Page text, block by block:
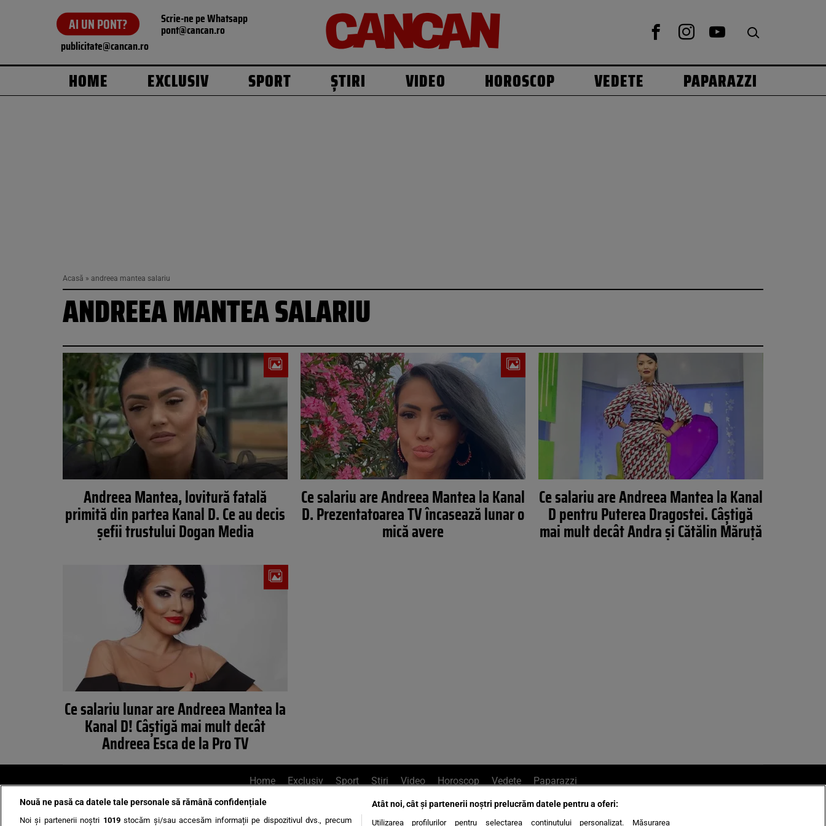
AI UN PONT? Scrie-ne pe Whatsapp
pont@cancan.ro
publicitate@cancan.ro
HOME EXCLUSIV SPORT ȘTIRI VIDEO HOROSCOP VEDETE PAPARAZZI
Acasă » andreea mantea salariu
ANDREEA MANTEA SALARIU
Andreea Mantea, lovitură fatală
primită din partea Kanal D. Ce au decis
șefii trustului Dogan Media
Ce salariu are Andreea Mantea la Kanal
D. Prezentatoarea TV încasează lunar o
mică avere
Ce salariu are Andreea Mantea la Kanal
D pentru Puterea Dragostei. Câștigă
mai mult decât Andra și Cătălin Măruță
Ce salariu lunar are Andreea Mantea la
Kanal D! Câștigă mai mult decât
Andreea Esca de la Pro TV
Home Exclusiv Sport Știri Video Horoscop Vedete Paparazzi
AI UN PONT? Scrie-ne pe Whatsapp, sună la 0741226226 sau trimite mail la pont@cancan.ro
Nouă ne pasă ca datele tale personale să rămână confidențiale
Noi și partenerii noștri 1019stocăm și/sau accesăm informații pe dispozitivul dvs., precum
Atât noi, cât și partenerii noștri prelucrăm datele pentru a oferi:
Utilizarea profilurilor pentru selectarea conținutului personalizat. Măsurarea